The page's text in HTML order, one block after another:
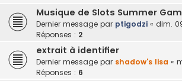
Musique de Slots Summer
Dernier message par ptigodzi « dim.
Réponses : 2
extrait à identifier
Dernier message par shadow's lisa «
Réponses : 6